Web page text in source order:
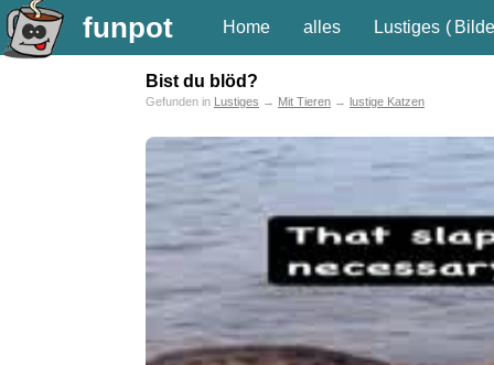
funpot Home alles Lustiges (
Bist du blöd?
Gefunden in Lustiges → Mit Tieren → lustige Katzen